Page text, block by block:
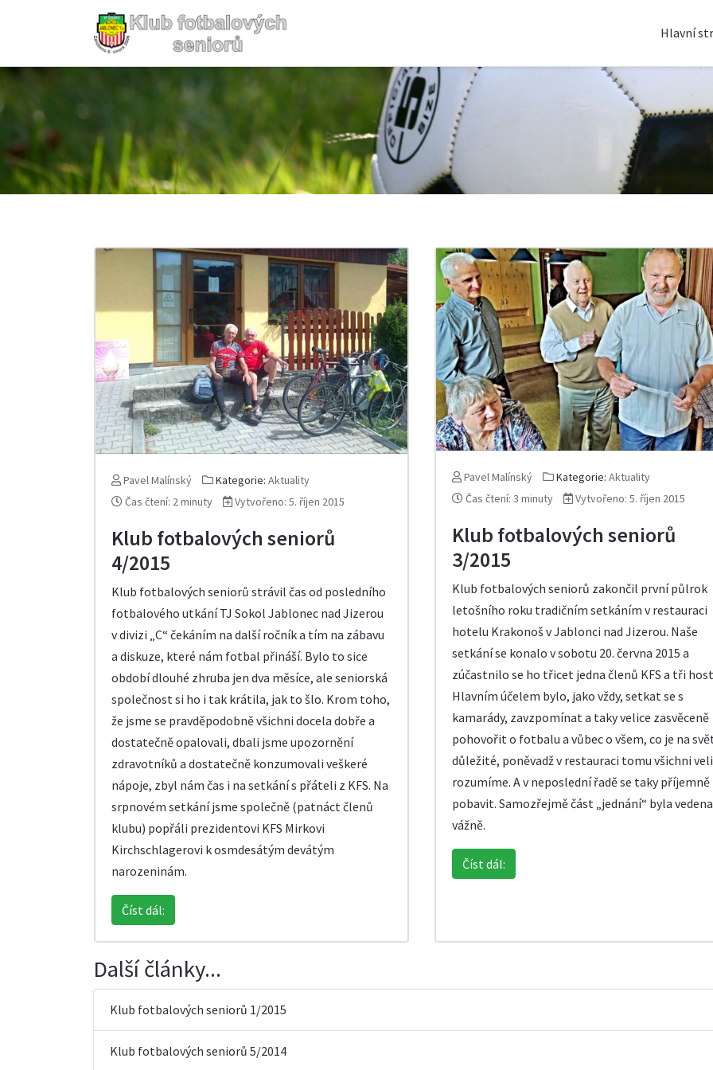
Hlavní
Pavel Malínský Kategorie: Aktuality
Čas čtení: 2 minuty
Vytvořeno: 5. říjen 2015
Klub fotbalových seniorů
4/2015
Klub fotbalových seniorů strávil čas od posledního
fotbalového utkání TJ Sokol Jablonec nad Jizerou
v divizi „C“ čekáním na další ročník a tím na zábavu
a diskuze, které nám fotbal přináší. Bylo to sice
období dlouhé zhruba jen dva měsíce, ale seniorská
společnost si ho i tak krátila, jak to šlo. Krom toho,
že jsme se pravděpodobně všichni docela dobře a
dostatečně opalovali, dbali jsme upozornění
zdravotníků a dostatečně konzumovali veškeré
nápoje, zbyl nám čas i na setkání s přáteli z KFS. Na
srpnovém setkání jsme společně (patnáct členů
klubu) popřáli prezidentovi KFS Mirkovi
Kirchschlagerovi k osmdesátým devátým
narozeninám.
Číst dál:
Pavel Malínský Kategorie: Aktuality
Čas čtení: 3 minuty
Vytvořeno: 5. říjen 2015
Klub fotbalových seniorů
3/2015
Klub fotbalových seniorů zakončil první půlrok
letošního roku tradičním setkáním v restauraci
hotelu Krakonoš v Jablonci nad Jizerou. Naše
setkání se konalo v sobotu 20. června 2015 a
zúčastnilo se ho třicet jedna členů KFS a tři
Hlavním účelem bylo, jako vždy, setkat se s
kamarády, zavzpomínat a taky velice zasvěceně
pohovořit o fotbalu a vůbec o všem, co je na
důležité, poněvadž v restauraci tomu všichni
rozumíme. A v neposlední řadě se taky příjemně
pobavit. Samozřejmě část „jednání“ byla vedena
vážně.
Číst dál:
Další články...
Klub fotbalových seniorů 1/2015
Klub fotbalových seniorů 5/2014